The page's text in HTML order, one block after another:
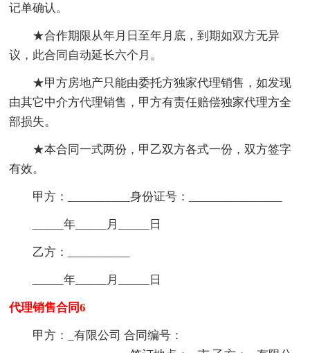
记单确认。
★合作期限从年月日至年月底，到期如双方无异
议，此合同自动延长六个月。
★甲方房地产只能由委托方独家代理销售，如发现
由其它中介方代理销售，甲方有责任赔偿独家代理方全
部损失。
★本合同一式两份，甲乙双方各式一份，双方签字
有效。
甲方：__________身份证号：_______________
_____年_____月_____日
乙方：__________
_____年_____月_____日
代理销售合同6
甲方：_有限公司 合同编号：